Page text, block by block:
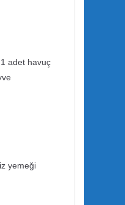
adet havuç
yemeği